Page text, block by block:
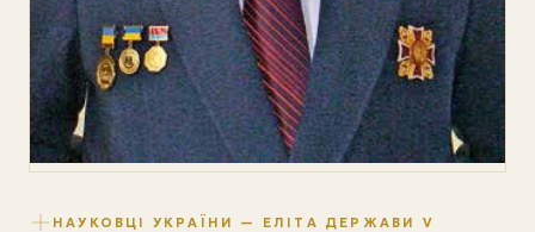
НАУКОВЦІ УКРАЇНИ — ЕЛІТА ДЕРЖАВИ V